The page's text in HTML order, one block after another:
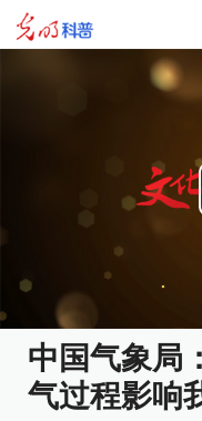
中国气象局
气过程影响